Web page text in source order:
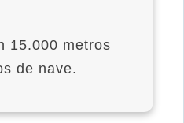
15.000 metros
de nave.